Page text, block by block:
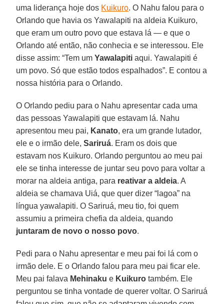
uma liderança hoje dos Kuikuro. O Nahu falou para o
Orlando que havia os Yawalapiti na aldeia Kuikuro,
que eram um outro povo que estava lá — e que o
Orlando até então, não conhecia e se interessou. Ele
disse assim: “Tem umYawalapiti aqui. Yawalapiti é
um povo. Só que estão todos espalhados”. E contou a
nossa história para o Orlando.
O Orlando pediu para o Nahu apresentar cada uma
das pessoas Yawalapiti que estavam lá. Nahu
apresentou meu pai, Kanato, era um grande lutador,
ele e o irmão dele,Sariruá. Eram os dois que
estavam nos Kuikuro. Orlando perguntou ao meu pai
ele se tinha interesse de juntar seu povo para voltar a
morar na aldeia antiga, para reativar a aldeia. A
aldeia se chamava Uiá, que quer dizer “lagoa” na
língua yawalapiti. O Sariruá, meu tio, foi quem
assumiu a primeira chefia da aldeia, quando
juntaram de novo o nosso povo.
Pedi para o Nahu apresentar e meu pai foi lá com o
irmão dele. E o Orlando falou para meu pai ficar ele.
Meu pai falava Mehinaku e Kuikuro também. Ele
perguntou se tinha vontade de querer voltar. O Sariruá